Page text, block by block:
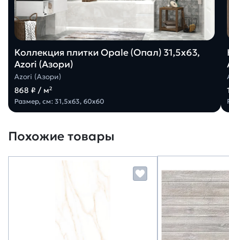
Коллекция плитки Opale (Опал) 31,5х63,
Azori (Азори)
Azori (Азори)
868 ₽ / м²
Размер, см: 31,5х63, 60х60
Похожие товары